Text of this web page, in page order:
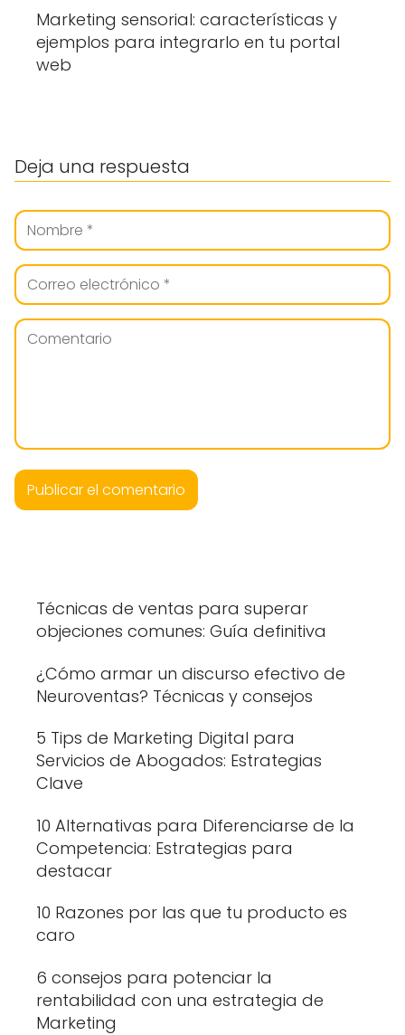
Marketing sensorial: características y
ejemplos para integrarlo en tu portal
web
Deja una respuesta
Técnicas de ventas para superar
objeciones comunes: Guía definitiva
¿Cómo armar un discurso efectivo de
Neuroventas? Técnicas y consejos
5 Tips de Marketing Digital para
Servicios de Abogados: Estrategias
Clave
10 Alternativas para Diferenciarse de la
Competencia: Estrategias para
destacar
10 Razones por las que tu producto es
caro
6 consejos para potenciar la
rentabilidad con una estrategia de
Marketing